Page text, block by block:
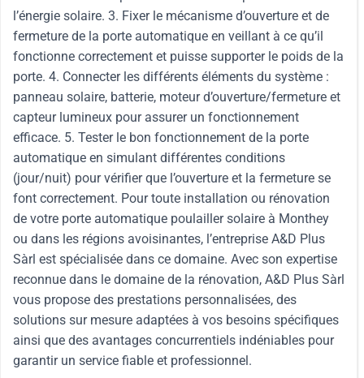
l’énergie solaire. 3. Fixer le mécanisme d’ouverture et de
fermeture de la porte automatique en veillant à ce qu’il
fonctionne correctement et puisse supporter le poids de la
porte. 4. Connecter les différents éléments du système :
panneau solaire, batterie, moteur d’ouverture/fermeture et
capteur lumineux pour assurer un fonctionnement
efficace. 5. Tester le bon fonctionnement de la porte
automatique en simulant différentes conditions
(jour/nuit) pour vérifier que l’ouverture et la fermeture se
font correctement. Pour toute installation ou rénovation
de votre porte automatique poulailler solaire à Monthey
ou dans les régions avoisinantes, l’entreprise A&D Plus
Sàrl est spécialisée dans ce domaine. Avec son expertise
reconnue dans le domaine de la rénovation, A&D Plus Sàrl
vous propose des prestations personnalisées, des
solutions sur mesure adaptées à vos besoins spécifiques
ainsi que des avantages concurrentiels indéniables pour
garantir un service fiable et professionnel.